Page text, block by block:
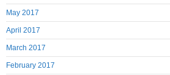
May 2017
April 2017
March 2017
February 2017